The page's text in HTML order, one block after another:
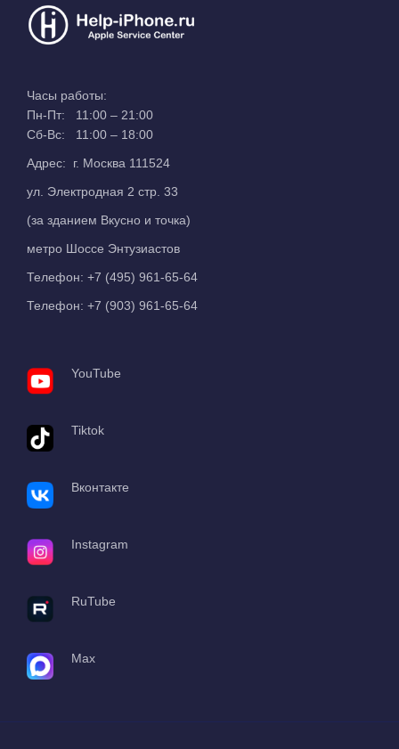
Часы работы:
Пн-Пт: 11:00 – 21:00
Сб-Вс: 11:00 – 18:00
Адрес: г. Москва 111524
ул. Электродная 2 стр. 33
(за зданием Вкусно и точка)
метро Шоссе Энтузиастов
Телефон: +7 (495) 961-65-64
Телефон: +7 (903) 961-65-64
YouTube
Tiktok
Вконтакте
Instagram
RuTube
Max